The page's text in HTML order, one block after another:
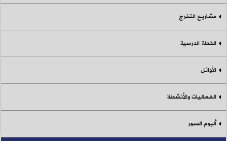
مشاريع التخرج
الخطة الدرسية
الأوائل
الفعاليات والأنشطة
ألبوم الصور